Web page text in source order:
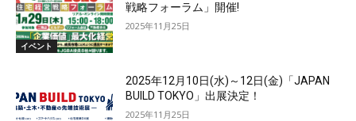
イベント
戦略フォーラム」開催!
2025年11月25日
2025年12月10日(水)～12日(金)「JAPAN
BUILD TOKYO」出展決定！
2025年11月25日